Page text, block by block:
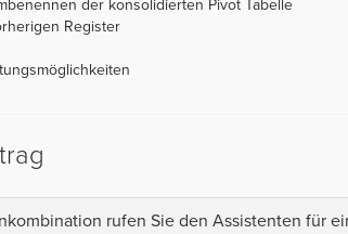
der konsolidierten Pivot Tabelle
Register
rufen Sie den Assistenten für